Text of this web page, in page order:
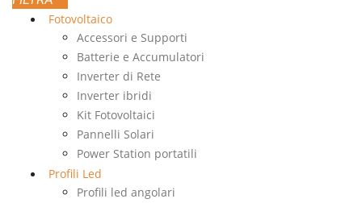
Fotovoltaico
Accessori e Supporti
Batterie e Accumulatori
Inverter di Rete
Inverter ibridi
Kit Fotovoltaici
Pannelli Solari
Power Station portatili
Profili Led
Profili led angolari